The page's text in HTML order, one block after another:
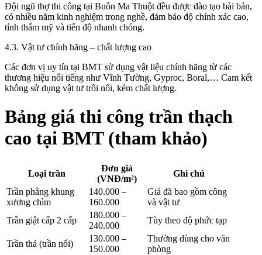
Đội ngũ thợ thi công tại Buôn Ma Thuột đều được đào tạo bài bản,
có nhiều năm kinh nghiệm trong nghề, đảm bảo độ chính xác cao,
tính thẩm mỹ và tiến độ nhanh chóng.
4.3. Vật tư chính hãng – chất lượng cao
Các đơn vị uy tín tại BMT sử dụng vật liệu chính hãng từ các
thương hiệu nổi tiếng như Vĩnh Tường, Gyproc, Boral,… Cam kết
không sử dụng vật tư trôi nổi, kém chất lượng.
Bảng giá thi công trần thạch
cao tại BMT (tham khảo)
Loại trần
Đơn giá
(VNĐ/m²)
Ghi chú
Trần phẳng khung
xương chìm
140.000 –
160.000
Giá đã bao gồm công
và vật tư
Trần giật cấp 2 cấp
180.000 –
240.000
Tùy theo độ phức tạp
Trần thả (trần nổi)
130.000 –
150.000
Thường dùng cho văn
phòng